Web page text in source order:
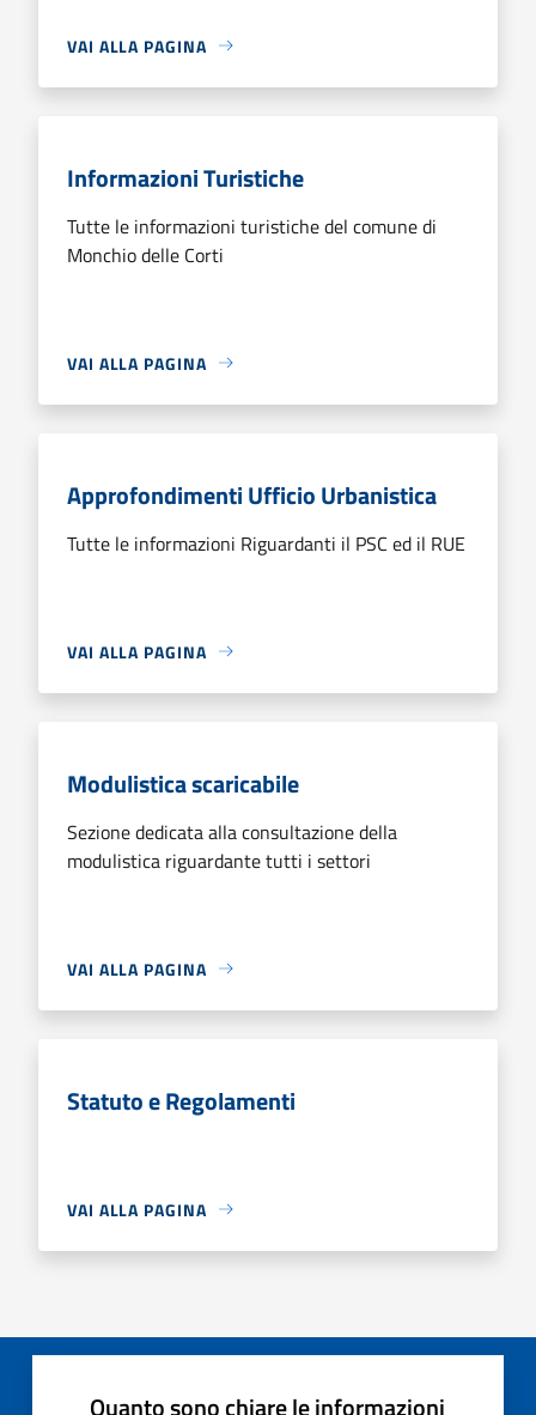
VAI ALLA PAGINA
Informazioni Turistiche
Tutte le informazioni turistiche del comune di
Monchio delle Corti
VAI ALLA PAGINA
Approfondimenti Ufficio Urbanistica
Tutte le informazioni Riguardanti il PSC ed il RUE
VAI ALLA PAGINA
Modulistica scaricabile
Sezione dedicata alla consultazione della
modulistica riguardante tutti i settori
VAI ALLA PAGINA
Statuto e Regolamenti
VAI ALLA PAGINA
Quanto sono chiare le informazioni